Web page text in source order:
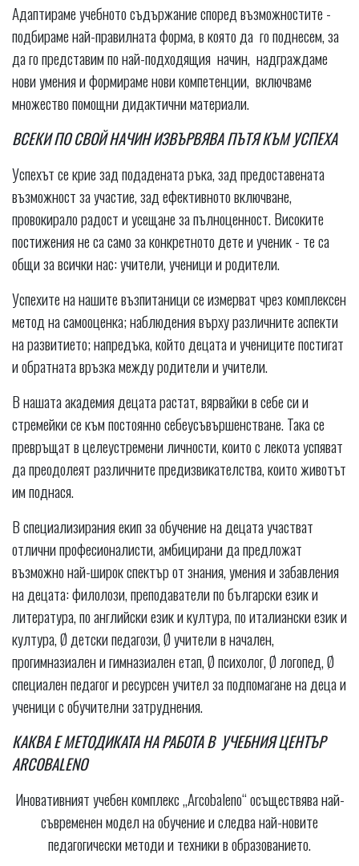
Адаптираме учебното съдържание според възможностите -
подбираме най-правилната форма, в която да го поднесем, за
да го представим по най-подходящия начин, надграждаме
нови умения и формираме нови компетенции, включваме
множество помощни дидактични материали.
ВСЕКИ ПО СВОЙ НАЧИН ИЗВЪРВЯВА ПЪТЯ КЪМ УСПЕХА
Успехът се крие зад подадената ръка, зад предоставената
възможност за участие, зад ефективното включване,
провокирало радост и усещане за пълноценност. Високите
постижения не са само за конкретното дете и ученик - те са
общи за всички нас: учители, ученици и родители.
Успехите на нашите възпитаници се измерват чрез комплексен
метод на самооценка; наблюдения върху различните аспекти
на развитието; напредъка, който децата и учениците постигат
и обратната връзка между родители и учители.
В нашата академия децата растат, вярвайки в себе си и
стремейки се към постоянно себеусъвършенстване. Така се
превръщат в целеустремени личности, които с лекота успяват
да преодолеят различните предизвикателства, които животът
им поднася.
В специализирания екип за обучение на децата участват
отлични професионалисти, амбицирани да предложат
възможно най-широк спектър от знания, умения и забавления
на децата: филолози, преподаватели по български език и
литература, по английски език и култура, по италиански език и
култура, Ø детски педагози, Ø учители в начален,
прогимназиален и гимназиален етап, Ø психолог, Ø логопед, Ø
специален педагог и ресурсен учител за подпомагане на деца и
ученици с обучителни затруднения.
КАКВА Е МЕТОДИКАТА НА РАБОТАВ УЧЕБНИЯ ЦЕНТЪР
ARCOBALENO
Иновативният учебен комплекс „Аrcobaleno“ осъществява най-
съвременен модел на обучение и следва най-новите
педагогически методи и техники в образованието.